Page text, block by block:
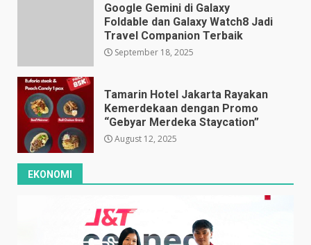
Google Gemini di Galaxy
Foldable dan Galaxy Watch8 Jadi
Travel Companion Terbaik
September 18, 2025
Tamarin Hotel Jakarta Rayakan
Kemerdekaan dengan Promo
“Gebyar Merdeka Staycation”
August 12, 2025
EKONOMI